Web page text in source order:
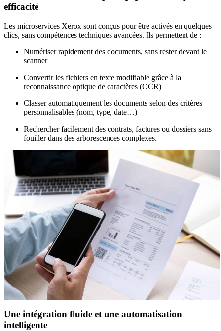
efficacité
Les microservices Xerox sont conçus pour être activés en quelques
clics, sans compétences techniques avancées. Ils permettent de :
Numériser rapidement des documents, sans rester devant le
scanner
Convertir les fichiers en texte modifiable grâce à la
reconnaissance optique de caractères (OCR)
Classer automatiquement les documents selon des critères
personnalisables (nom, type, date…)
Rechercher facilement des contrats, factures ou dossiers sans
fouiller dans des arborescences complexes.
Une intégration fluide et une automatisation
intelligente